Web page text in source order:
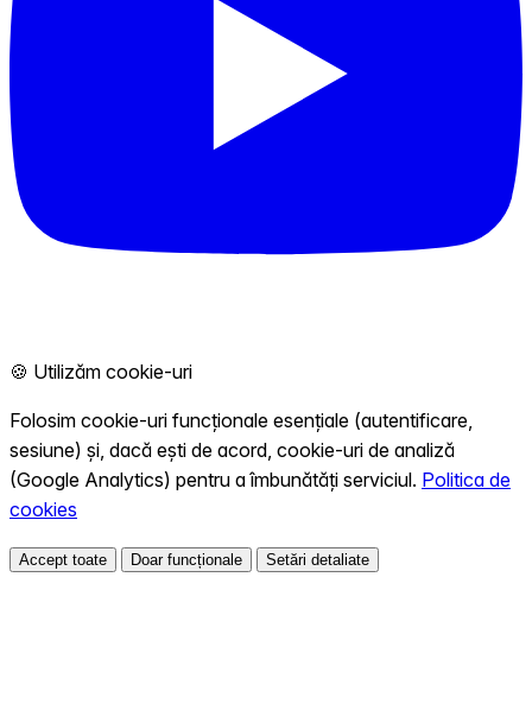
🍪 Utilizăm cookie-uri
Folosim cookie-uri funcționale esențiale (autentificare,
sesiune) și, dacă ești de acord, cookie-uri de analiză
(Google Analytics) pentru a îmbunătăți serviciul. Politica de
cookies
Accept toate Doar funcționale Setări detaliate